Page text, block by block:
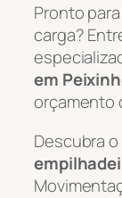
Pronto
carga?
em
orçamento
Descubra